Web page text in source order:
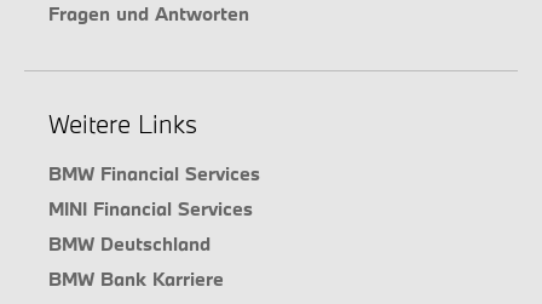
Fragen und Antworten
Weitere Links
BMW Financial Services
MINI Financial Services
BMW Deutschland
BMW Bank Karriere